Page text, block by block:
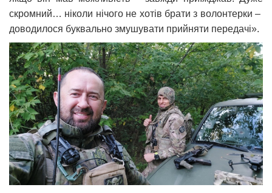
скромний… ніколи нічого не хотів брати з волонтерки –
доводилося буквально змушувати прийняти передачі».